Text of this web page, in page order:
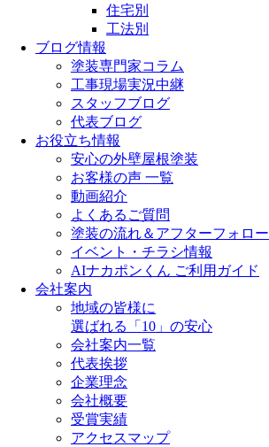
住宅別
工法別
ブログ情報
塗装専門家コラム
工事現場実況中継
スタッフブログ
代表ブログ
お役立ち情報
安心の外壁屋根塗装
お客様の声 一覧
動画紹介
よくあるご質問
塗装の流れ＆アフターフォロー
イベント・チラシ情報
AIナカポンくん ご利用ガイド
会社案内
地域の皆様に
選ばれる「10」の安心
会社案内一覧
代表挨拶
企業理念
会社概要
受賞実績
アクセスマップ